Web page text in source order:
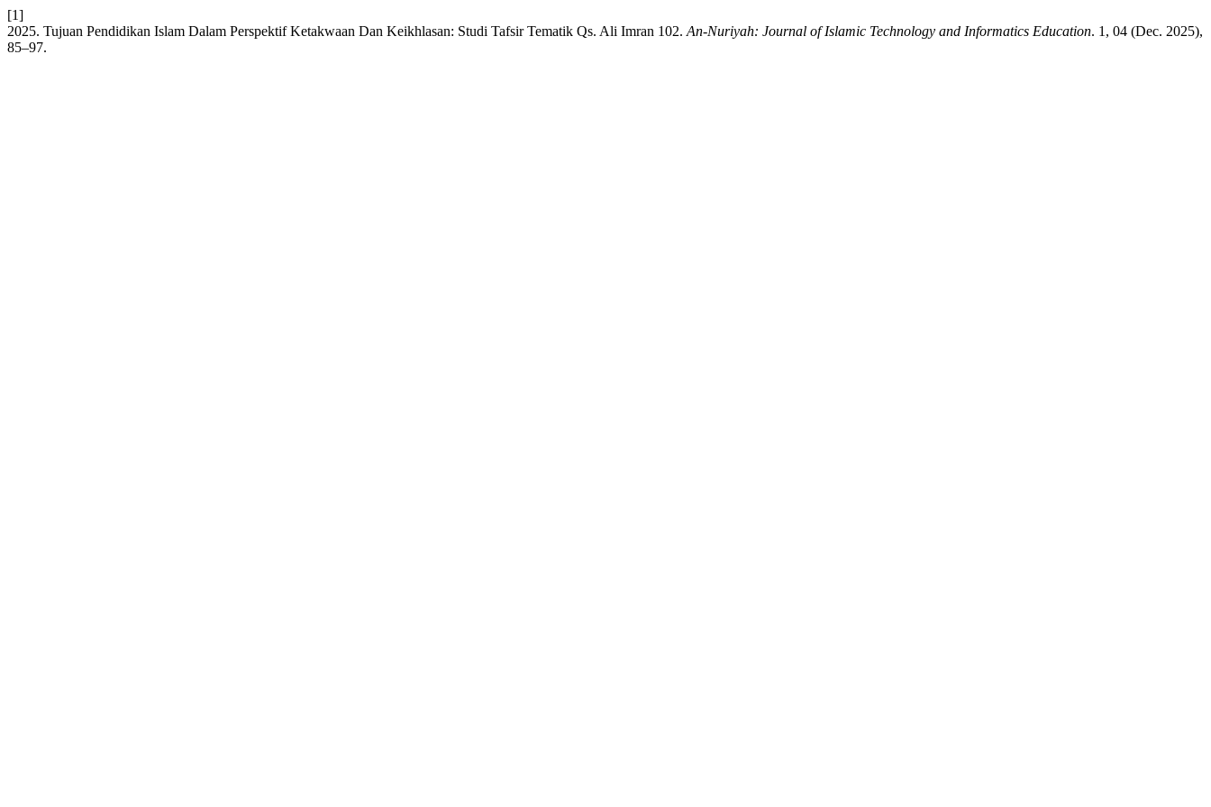
[1]
2025. Tujuan Pendidikan Islam Dalam Perspektif Ketakwaan Dan Keikhlasan: Studi Tafsir Tematik Qs. Ali Imran 102. An-Nuriyah: Journal of Islamic Technology and Informatics Education. 1, 04 (Dec. 2025),
85–97.